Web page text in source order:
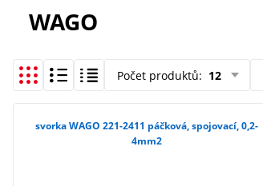
WAGO
Počet produktů: 12
svorka WAGO 221-2411 páčková, spojovací, 0,2-
4mm2